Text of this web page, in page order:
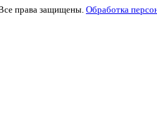
права защищены. Обработка